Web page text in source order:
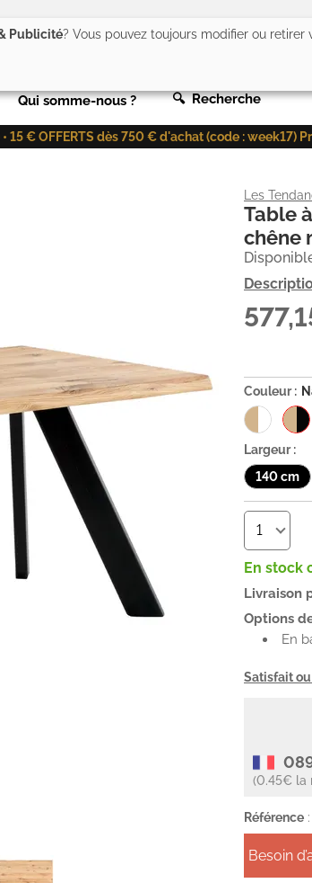
Qui somme-nous ? 🔍 Recherche
15 € OFFERTS dès 750 € d'achat (code : week17)
Les
Table
chêne
Couleur :
Largeur :
140 cm
En stock
Livraison
Options
En
Satisfait
(0.45€ la
Référence
Besoin
Publicité? Vous pouvez toujours modifier ou